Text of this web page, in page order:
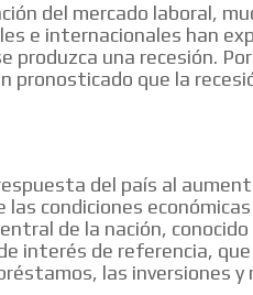
del mercado laboral,
e internacionales han
produzca una recesión.
pronosticado que la
del país al
condiciones
de la nación,
interés de referencia,
las inversiones y